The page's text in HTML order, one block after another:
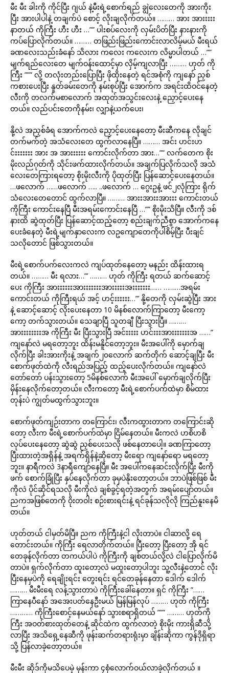
မီး မီး ခါးကို ကိုင်ပြီး ဂျယ် နဲ့မီးရဲ့စောက်ရည် ချွဲလေးတေကို အားကိုး
ပြီး အားပါပါနဲ့ တချက်ပဲ စောင့် လိုးချလိုက်တယ်။ ……… အား အားးးးး
နာတယ် ကိုကြီး ဟီး ဟီး …”” ပါးစပ်လေးကို လှမ်းပိတ်ပြီး နားနားကို
ကပ်ပြောလိုက်တယ်။ ……… တဖြည်းဖြည်းကောင်းလာလိမ့်မယ် မီးရယ်
ခဏလေးသည်းခံနော် သိလား ကလေး ကလေးက လိမ္မာပါတယ် …””
မျက်ရည်လေးတေ မျက်ဝန်းထောင့်မှာ လှိမ့်ကျလာပြီး ……… ဟုတ် ကို
ကြီး ””” လို့ တလုံးတည်းပြောပြီး ဖိုထိုးနေတဲ့ ရင်အစုံကို ကျနော် ညှစ်
ကစားပေးပြီး နူတ်ခမ်းတေကို နမ်းစုပ်ပြီး အောက်က အရင်းထိဝင်နေတဲ့
လီးကို တလက်မစာလောက် အထုတ်အသွင်းလေးနဲ့ ညှောင့်ပေးနေ
တယ်။ လည်ပင်းတေကိုနမ်း၊ လျှာနဲ့ယက်ပေး၊
နို့လဲ အညှစ်ခံရ အောက်ကလဲ ညှောင့်ပေးနေတော့ မီးဆီကနေ လိုချင်
တက်မက်တဲ့ အသံလေးတေ ထွက်လာနေပြီ။ ……… အင်း ဟင်းဟ
င်းးးးးးး အား အ အားးးးးး ကောင်းလိုက်တာ အား…”” လက်တေက စိုး
မိုးလည်ဂုတ်ကို သိုင်းဖက်ထားလိုက်တယ်။ အချက်ပြလိုက်သလို အသံ
လေးတေကြားရတော့ စိုးမိုးလီးကို ပိုထုတ်ပြီး ပြန်ဆောင့်ပေးနေတယ်။
…ဖလောက် ……ဖလောက် ….. ..ဖလောက် … ဂွေးဥနဲ့ ဖင်၂လုံကြား ရိုက်
သံလေးတေတောင် ထွက်လာပြီ။ ……… အားးအားးအားးး ကောင်းတယ်
ကိုကြီး ကောင်းနေပြီ မီးအရမ်းကောင်းနေပြီ …”” စိုးမိုးသိပြီ။ လီးကို ဒစ်
နားထိ ဆွဲထုတ်ပြီး ပြန်ဆောင့်ထည့်တော့ စည်းချက်ညီစွာ အောက်ကနေ
ပေးခံနေတဲ့ မီးရဲ့မျက်နှာလေးက လဥကျောတေကိုပါစိမ့်ပြီး ပီးချင်
သလိုတောင် ဖြစ်သွားတယ်။
မီးရဲ့စောက်ပက်လေးကလဲ ကျပ်ထုတ်နေတော့ မနည်း ထိန်းထားရ
တယ်။ ……… မီး ရလား…”’ ……… ဟုတ် ကိုကြီး ရတယ် ဆက်ဆောင့်
ပေး ကိုကြီး အားးးးးးအားးးးးးးအားးးးးအးးးးးးး…… ………အရမ်း
ကောင်းတယ် ကိုကြီးရယ် အင့် ဟင့်းးးးးး…”’ နို့တေကို လှမ်းဆွဲပြီး အား
နဲ့ ဆောင့်ဆောင့် လိုးပေးနေတာ 10 မိနစ်လောက်ကြာတော့ မီးကော့
ကော့ တက်သွားတယ်။ သေချာပြီ သူတချီ ပြီးသွားပြီ။ ………
အားးးးးးးးအ ကိုကြီး မီး ပြီးသွားပြီ အင်းးးးး ဟင်းးးအားးးးးးးအ ……”
ကျနော်လဲ မရတော့ဘူး ထိန်းမနိူင်တော့ဘူး။ မီးအပေါ်ကို မှောက်ချ
လိုက်ပြီး ခါးအားကိုးနဲ့ အချက်၂၀လောက် ဆက်တိုက် ဆောင့်ချပြီး မီး
စောက်ဖုတ်ထဲကို လီးရည်အပြည့် ထည့်ပေးလိုက်တယ်။ ကျနော်လဲ
တော်တော် ပန်းသွားတော့ 5မိနစ်လောက် မီးအပေါ် မှောက်ချလိုက်ပြီး
မှိန်းနေလိုက်တော့တယ်။ လီးကတော့ မီးရဲ့စောက်ပက်ထဲမှာ စိမ်ထား
တုန်းပဲ ကျွတ်မထွက်သွားဘူး။
စောက်ဖုတ်ကျဉ်းတာက တကြောင်း၊ လီးကထွားတာက တကြောင်းဆို
တော့ လီးက မီးရဲ့စောက်ပက်ထဲမှာ ငြိမ်နေတယ်။ မီးကလဲ ဟစိဟစိ
လုပ်ပေးနေတော့ ဆွဲဆွဲ ညှစ်ပေးသလို ဖစ်နေတာပေါ့။ ခဏကြာတော့
ပြီးထားတဲ့အရှိန်နဲ့ အရက်ရှိန်နဲ့ဆိုတော့ မီးရော ကျနော်ရော မရတော့
ဘူး။ နာရီကလဲ 3နာရီကျော်နေပြီ။ မီး အပေါ်ကနေဆင်းလိုက်ပြီး မီးကို
ဖက် စောက်ခြုံပြီး နှပ်နေလိုက်တာ ခုမှပဲနိုးတော့တယ်။ ဘာပဲဖြစ်ဖြစ် မီး
ကိုလဲ ပိုင်ဆိုင်ရသလို မီးကိုလဲ ချစ်ခွင့်ရတဲ့အတွက် အရမ်းပျော်တယ်။
ညကအဖြစ်တေကို ဝိုးတဝါး စဉ်းစားရင်းနဲ့ ရင်ခုန်သလိုလို ကြည်နူးနေမိ
တယ်။
ဟုတ်တယ် ငါမှတ်မိပြီ။ ညက ကိုကြီးနဲ့ငါ လိုးတာပဲ။ ငါဆာလို့ ရေ
တောင်းတယ်။ ကိုကြီး ရေလာတိုက်တယ်။ ပြီးတော့ ပြီးတော့ အို ရင်
တေခုန်လိုက်တာ တကယ်ပါပဲ ကိုကြီးကို ချစ်တယ်လို့လဲ ငါပြောလိုက်မိ
တာပဲ။ ရှက်လိုက်တာ ထူးတော့လဲ မထူးတော့ပါဘူး သူ့လီးနဲ့တောင် လိုး
ပြီးနေမှပဲကို ရေချိုးရင်း တွေးရင်း ရင်တေခုန်နေတာ ဒေါက် ဒေါက်
……… မီးမီးရေ လန့်သွားတာပဲ ကိုကြီးခေါ်နေတာ။ ရှင် ကိုကြီး ”……
ကြာနေပီနော် အအေးပတ်နေဦးမယ် မြန်မြန်လုပ် ……… ဟုတ် ကိုကြီး
………… ကိုကြီးစောင့်နေမယ်နော် သွားစရာရှိတယ် ””” ……… ဟုတ်ကို
ကြီး အဝတ်စားထုတ်တေနဲ့ ဆိုင်ထဲက ထွက်လာတဲ့ စိုးမိုး ကားရှိဆီသို့
လာပြီး အသိရှေ့နေဆီကို ဖုန်းဆက်တရားရုံးမှာ ချိန်းဆိုကာ ကွန်ဒိုရှိရာ
သို့ ပြန်လာခဲ့တော့တယ်။
မီးမီး ဆိုဒ်ကိုမသိပေမဲ့ မှန်းကာ ၄စုံလောက်ဝယ်လာခဲ့လိုက်တယ် ။